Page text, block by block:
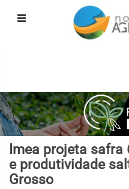
Imea projeta safra
e produtividade
Grosso